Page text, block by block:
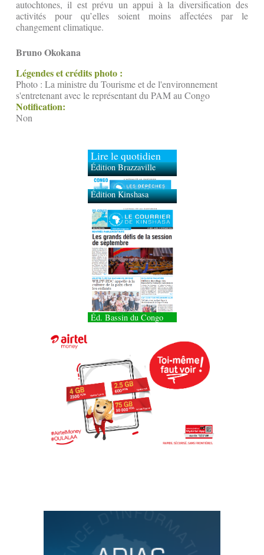
autochtones, il est prévu un appui à la diversification des
activités pour qu’elles soient moins affectées par le
changement climatique.
Bruno Okokana
Légendes et crédits photo :
Photo : La ministre du Tourisme et de l'environnement
s'entretenant avec le représentant du PAM au Congo
Notification:
Non
Lire le quotidien
Édition Brazzaville
Édition Kinshasa
Éd. Bassin du Congo